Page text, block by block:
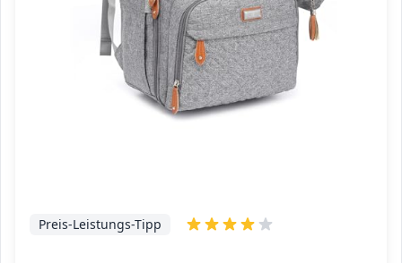
Preis-Leistungs-Tipp